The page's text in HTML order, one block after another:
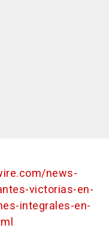
news-
victorias-en-
integrales-en-